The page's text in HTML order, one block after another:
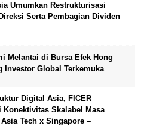
Umumkan Restrukturisasi
Serta Pembagian Dividen
Melantai di Bursa Efek Hong
Investor Global Terkemuka
Digital Asia, FICER
Konektivitas Skalabel Masa
Tech x Singapore –